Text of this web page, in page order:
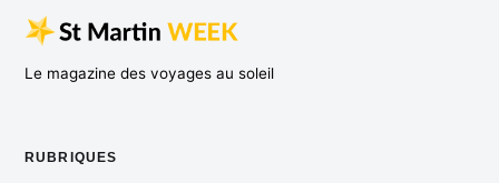
Le magazine des voyages au soleil
RUBRIQUES